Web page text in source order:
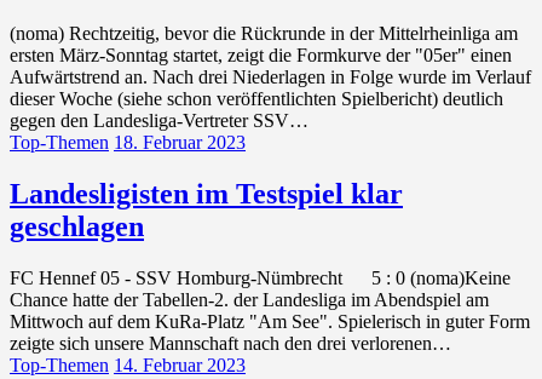
(noma) Rechtzeitig, bevor die Rückrunde in der Mittelrheinliga am
ersten März-Sonntag startet, zeigt die Formkurve der "05er" einen
Aufwärtstrend an. Nach drei Niederlagen in Folge wurde im Verlauf
dieser Woche (siehe schon veröffentlichten Spielbericht) deutlich
gegen den Landesliga-Vertreter SSV…
Top-Themen 18. Februar 2023
Landesligisten im Testspiel klar
geschlagen
FC Hennef 05 - SSV Homburg-Nümbrecht 5 : 0 (noma)Keine
Chance hatte der Tabellen-2. der Landesliga im Abendspiel am
Mittwoch auf dem KuRa-Platz "Am See". Spielerisch in guter Form
zeigte sich unsere Mannschaft nach den drei verlorenen…
Top-Themen 14. Februar 2023